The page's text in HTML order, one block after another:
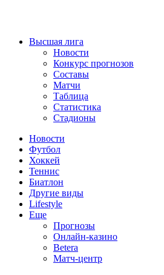
Высшая лига
Новости
Конкурс прогнозов
Составы
Матчи
Таблица
Статистика
Стадионы
Новости
Футбол
Хоккей
Теннис
Биатлон
Другие виды
Lifestyle
Еще
Прогнозы
Онлайн-казино
Betera
Матч-центр